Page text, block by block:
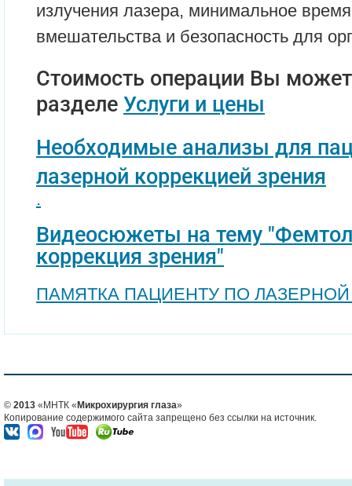
излучения лазера, минимальное
вмешательства и безопасность для
Стоимость операции Вы
разделе Услуги и цены
Необходимые анализы для
лазерной коррекцией зрения
.
Видеосюжеты на тему
коррекция зрения"
ПАМЯТКА ПАЦИЕНТУ ПО
© 2013 «МНТК « Микрохирургия глаза»
Копирование содержимого сайта запрещено без ссылки на источник.